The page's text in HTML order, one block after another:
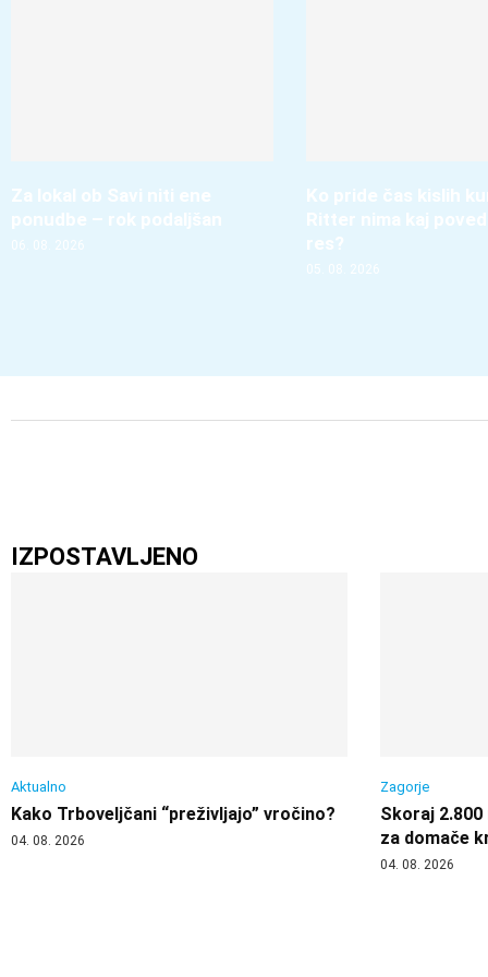
Za lokal ob Savi niti ene
ponudbe – rok podaljšan
06. 08. 2026
Ko pride čas kislih
Ritter nima kaj
res?
05. 08. 2026
IZPOSTAVLJENO
Aktualno
Kako Trboveljčani “preživljajo” vročino?
04. 08. 2026
Zagorje
Skoraj
za domače
04. 08. 2026